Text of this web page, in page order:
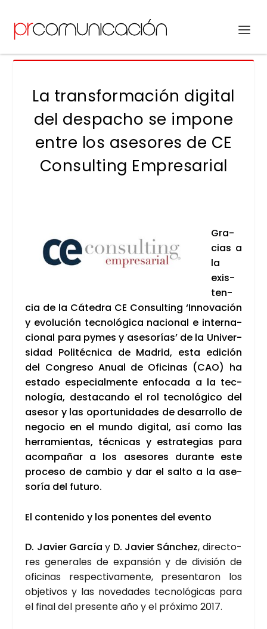
La transformación digital
del despacho se impone
entre los asesores de CE
Consulting Empresarial
Gra­
cias a
la
exis­
ten­
cia de la Cáte­dra CE Con­sul­ting ‘Inno­va­ción
y evo­lu­ción tec­no­ló­gi­ca nacio­nal e inter­na­
cio­nal para pymes y ase­so­rías’ de la Uni­ver­
si­dad Poli­téc­ni­ca de Madrid, esta edi­ción
del Con­gre­so Anual de Ofi­ci­nas (CAO) ha
esta­do espe­cial­men­te enfo­ca­da a la tec­
no­lo­gía, des­ta­can­do el rol tec­no­ló­gi­co del
ase­sor y las opor­tu­ni­da­des de desa­rro­llo de
nego­cio en el mun­do digi­tal, así como las
herra­mien­tas, téc­ni­cas y estra­te­gias para
acom­pa­ñar a los ase­so­res duran­te este
pro­ce­so de cam­bio y dar el sal­to a la ase­
so­ría del futu­ro.
El con­te­ni­do y los ponen­tes del even­to
D. Javier Gar­cía y D. Javier Sán­chez, direc­to­
res gene­ra­les de expan­sión y de divi­sión de
ofi­ci­nas res­pec­ti­va­men­te, pre­sen­ta­ron los
obje­ti­vos y las nove­da­des tec­no­ló­gi­cas para
el final del pre­sen­te año y el pró­xi­mo 2017.